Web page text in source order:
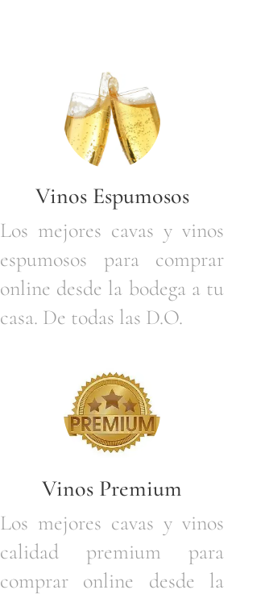
Vinos Espumosos
Los mejores cavas y vinos
espumosos para comprar
online desde la bodega a tu
casa. De todas las D.O.
Vinos Premium
Los mejores cavas y vinos
calidad premium para
comprar online desde la